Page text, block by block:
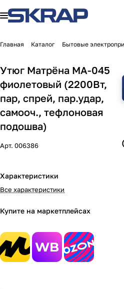
Главная Каталог Бытовые
Утюг Матрёна MA-045
фиолетовый (2200Вт,
пар, спрей, пар.удар,
самооч., тефлоновая
подошва)
Арт. 006386
Характеристики
Все характеристики
Купите на маркетплейсах